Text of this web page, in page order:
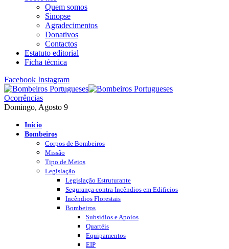
Quem somos
Sinopse
Agradecimentos
Donativos
Contactos
Estatuto editorial
Ficha técnica
Facebook Instagram
Ocorrências
Domingo, Agosto 9
Início
Bombeiros
Corpos de Bombeiros
Missão
Tipo de Meios
Legislação
Legislação Estruturante
Segurança contra Incêndios em Edificios
Incêndios Florestais
Bombeiros
Subsídios e Apoios
Quartéis
Equipamentos
EIP